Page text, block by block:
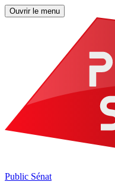
Ouvrir le menu
Public Sénat